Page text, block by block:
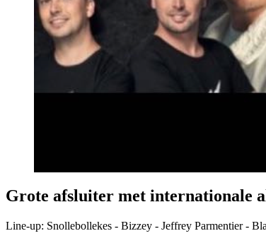
Grote afsluiter met internationale
Line-up: Snollebollekes - Bizzey - Jeffrey Parmentier -